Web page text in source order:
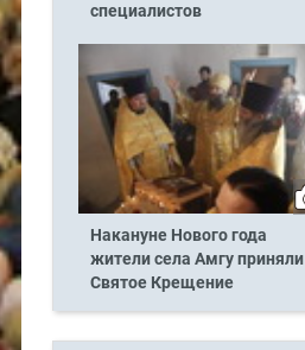
специалистов
Накануне Нового года
жители села Амгу приняли
Святое Крещение